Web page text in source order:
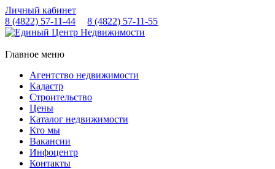
Личный кабинет
8 (4822) 57-11-44 8 (4822) 57-11-55
Главное меню
Агентство недвижимости
Кадастр
Строительство
Цены
Каталог недвижимости
Кто мы
Вакансии
Инфоцентр
Контакты